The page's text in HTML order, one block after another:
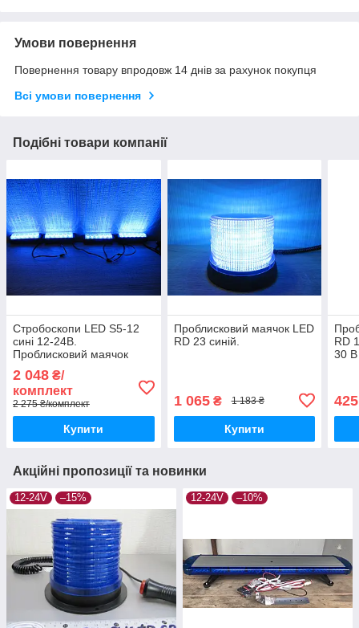
Умови повернення
Повернення товару впродовж 14 днів за рахунок покупця
Всі умови повернення
Подібні товари компанії
Стробоскопи LED S5-12
сині 12-24В.
Проблисковий маячок
2 048 ₴/
комплект
2 275 ₴/комплект
Купити
Проблисковий маячок LED
RD 23 синій.
1 065₴ 1 183 ₴
Купити
RD
30 В
425
Акційні пропозиції та новинки
12-24V –15% 12-24V –10%